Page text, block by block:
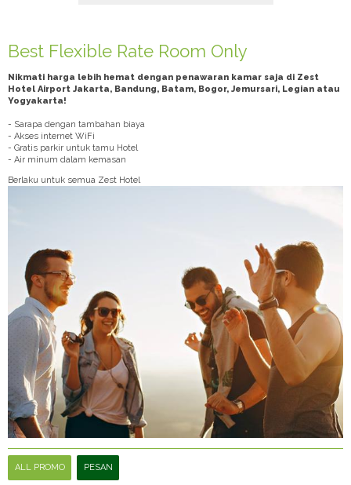
Best Flexible Rate Room Only
Nikmati harga lebih hemat dengan penawaran kamar saja di Zest
Hotel Airport Jakarta, Bandung, Batam, Bogor, Jemursari, Legian atau
Yogyakarta!
- Sarapa dengan tambahan biaya
- Akses internet WiFi
- Gratis parkir untuk tamu Hotel
- Air minum dalam kemasan
Berlaku untuk semua Zest Hotel
ALL PROMO PESAN